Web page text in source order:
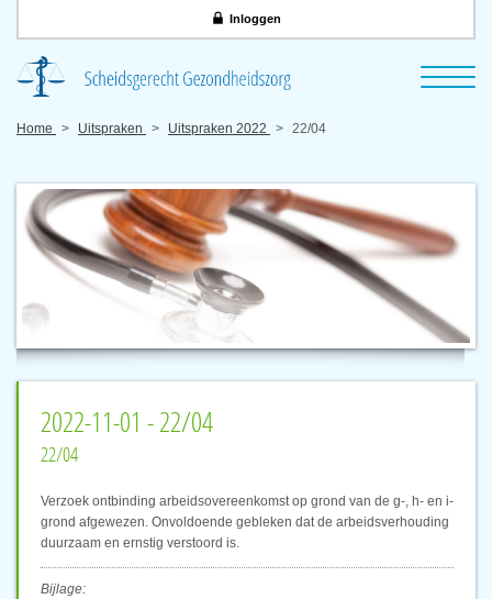
Inloggen
Home Uitspraken Uitspraken 2022 22/04
2022-11-01 - 22/04
22/04
Verzoek ontbinding arbeidsovereenkomst op grond van de g-, h- en i-
grond afgewezen. Onvoldoende gebleken dat de arbeidsverhouding
duurzaam en ernstig verstoord is.
Bijlage: